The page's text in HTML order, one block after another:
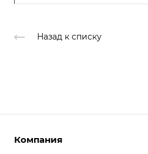
Назад к списку
Компания